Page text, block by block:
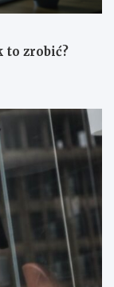
to zrobić?